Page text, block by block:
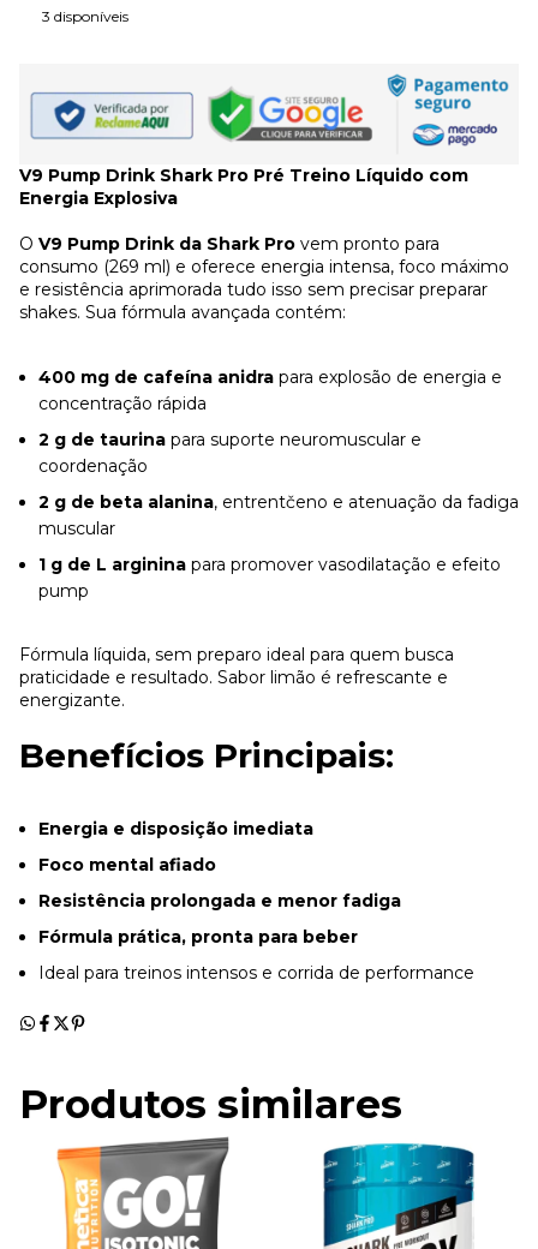
3 disponíveis
V9 Pump Drink Shark Pro Pré Treino Líquido com
Energia Explosiva
O V9 Pump Drink da Shark Pro vem pronto para
consumo (269 ml) e oferece energia intensa, foco máximo
e resistência aprimorada tudo isso sem precisar preparar
shakes. Sua fórmula avançada contém:
400 mg de cafeína anidra para explosão de energia e
concentração rápida
2 g de taurina para suporte neuromuscular e
coordenação
2 g de beta alanina, entrentčeno e atenuação da fadiga
muscular
1 g de L arginina para promover vasodilatação e efeito
pump
Fórmula líquida, sem preparo ideal para quem busca
praticidade e resultado. Sabor limão é refrescante e
energizante.
Benefícios Principais:
Energia e disposição imediata
Foco mental afiado
Resistência prolongada e menor fadiga
Fórmula prática, pronta para beber
Ideal para treinos intensos e corrida de performance
Produtos similares